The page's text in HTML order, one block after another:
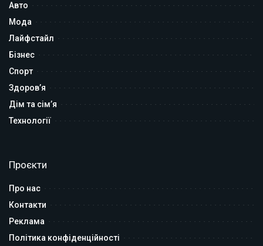
Авто
Мода
Лайфстайл
Бізнес
Спорт
Здоров’я
Дім та сім’я
Технології
Проєкти
Про нас
Контакти
Реклама
Політика конфіденційності